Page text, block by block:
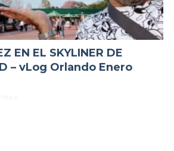
EN EL SKYLINER DE
– vLog Orlando Enero